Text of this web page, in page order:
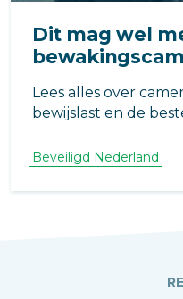
Dit mag wel
Lees alles over
bewijslast en de
bewakingscamera.
Beveiligd Nederland